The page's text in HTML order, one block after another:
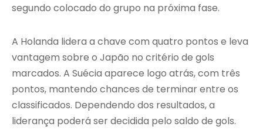
segundo colocado do grupo na próxima fase.
A Holanda lidera a chave com quatro pontos e leva
vantagem sobre o Japão no critério de gols
marcados. A Suécia aparece logo atrás, com três
pontos, mantendo chances de terminar entre os
classificados. Dependendo dos resultados, a
liderança poderá ser decidida pelo saldo de gols.